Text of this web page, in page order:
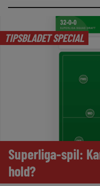
TIPSBLADET SPECIAL
Superliga-spil:
hold?